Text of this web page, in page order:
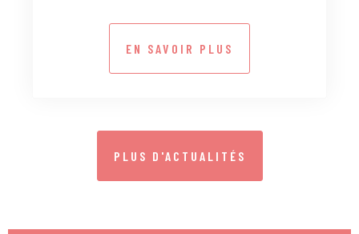
EN SAVOIR PLUS
PLUS D'ACTUALITÉS